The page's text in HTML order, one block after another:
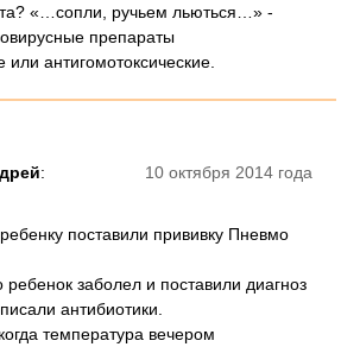
«…сопли, ручьем льються…» -
препараты
или антигомотоксические.
10 октября 2014 года
:
поставили прививку Пневмо
заболел и поставили диагноз
антибиотики.
температура вечером